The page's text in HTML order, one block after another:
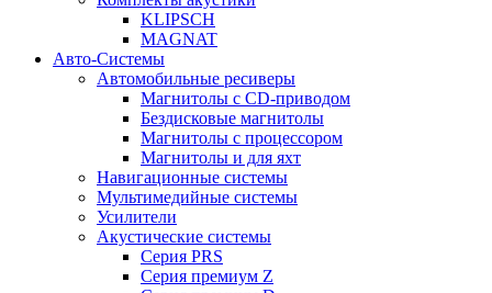
KLIPSCH
MAGNAT
Авто-Системы
Автомобильные ресиверы
Магнитолы с CD-приводом
Бездисковые магнитолы
Магнитолы с процессором
Магнитолы и для яхт
Навигационные системы
Мультимедийные системы
Усилители
Акустические системы
Cерия PRS
Cерия премиум Z